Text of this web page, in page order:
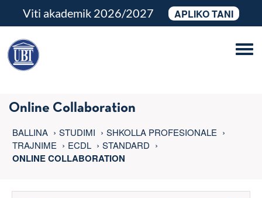
Viti akademik 2026/2027 APLIKO TANI
Online Collaboration
BALLINA STUDIMI
SHKOLLA PROFESIONALE
TRAJNIME
ECDL STANDARD
ONLINE COLLABORATION